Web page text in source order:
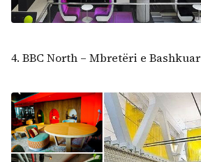
4. BBC North – Mbretëri e Bashkuar